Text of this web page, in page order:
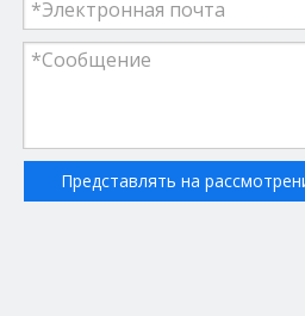
Представлять на